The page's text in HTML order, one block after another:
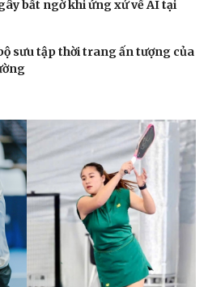
bất ngờ khi ứng xử về AI tại
sưu tập thời trang ấn tượng của